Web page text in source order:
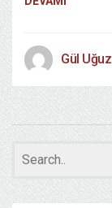
Gül Uğuz